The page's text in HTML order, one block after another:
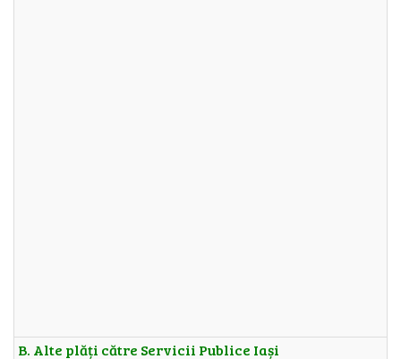
B. Alte plăți către Servicii Publice Iași